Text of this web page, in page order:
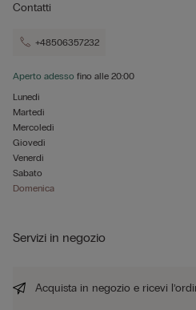
Contatti
+48506357232
Aperto adesso fino alle 20:00
Lunedì
Martedì
Mercoledì
Giovedì
Venerdì
Sabato
Domenica
Servizi in negozio
Acquista in negozio e ricevi